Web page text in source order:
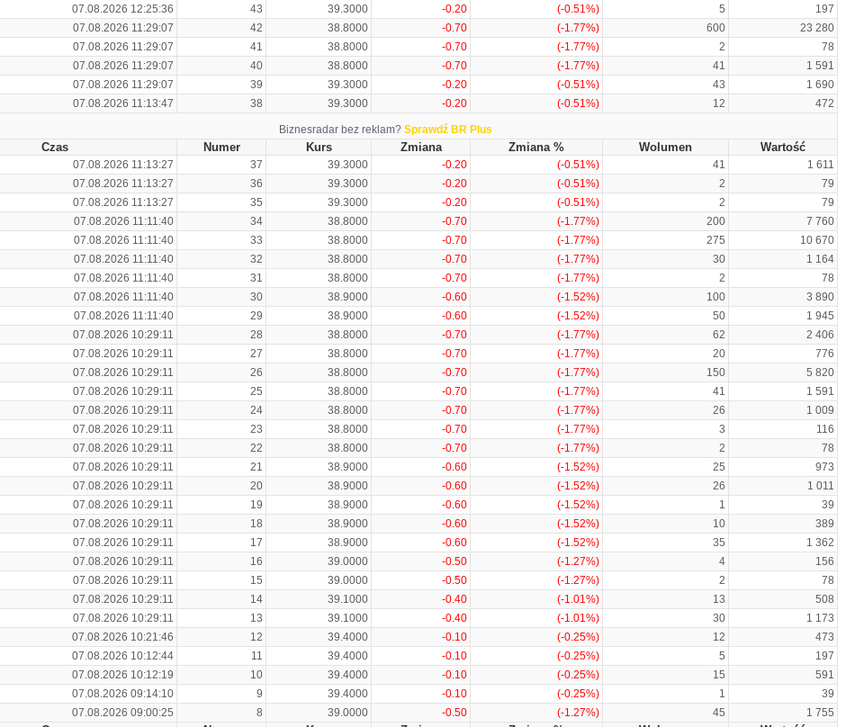
07.08.2026 12:25:36
43 39.3000 -0.20 (-0.51%) 5
197
07.08.2026 11:29:07
42 38.8000 -0.70 (-1.77%) 600
23 280
07.08.2026 11:29:07
41 38.8000 -0.70 (-1.77%) 2
78
07.08.2026 11:29:07
40 38.8000 -0.70 (-1.77%) 41
1 591
07.08.2026 11:29:07
39 39.3000 -0.20 (-0.51%) 43
1 690
07.08.2026 11:13:47
38 39.3000 -0.20 (-0.51%) 12 472
Biznesradar bez reklam? Sprawdź BR Plus
Czas Numer Kurs Zmiana Zmiana % Wolumen Wartość
07.08.2026 11:13:27 37 39.3000 -0.20 (-0.51%) 41
1 611
07.08.2026 11:13:27
36 39.3000 -0.20 (-0.51%) 2
79
07.08.2026 11:13:27
35 39.3000 -0.20 (-0.51%) 2
79
07.08.2026 11:11:40
34 38.8000 -0.70 (-1.77%) 200
7 760
07.08.2026 11:11:40
33 38.8000 -0.70 (-1.77%) 275
10 670
07.08.2026 11:11:40
32 38.8000 -0.70 (-1.77%) 30
1 164
07.08.2026 11:11:40
31 38.8000 -0.70 (-1.77%) 2
78
07.08.2026 11:11:40
30 38.9000 -0.60 (-1.52%) 100
3 890
07.08.2026 11:11:40
29 38.9000 -0.60 (-1.52%) 50
1 945
07.08.2026 10:29:11
28 38.8000 -0.70 (-1.77%) 62
2 406
07.08.2026 10:29:11
27 38.8000 -0.70 (-1.77%) 20
776
07.08.2026 10:29:11
26 38.8000 -0.70 (-1.77%) 150
5 820
07.08.2026 10:29:11
25 38.8000 -0.70 (-1.77%) 41
1 591
07.08.2026 10:29:11
24 38.8000 -0.70 (-1.77%) 26
1 009
07.08.2026 10:29:11
23 38.8000 -0.70 (-1.77%) 3
116
07.08.2026 10:29:11
22 38.8000 -0.70 (-1.77%) 2
78
07.08.2026 10:29:11
21 38.9000 -0.60 (-1.52%) 25
973
07.08.2026 10:29:11
20 38.9000 -0.60 (-1.52%) 26
1 011
07.08.2026 10:29:11
19 38.9000 -0.60 (-1.52%) 1
39
07.08.2026 10:29:11
18 38.9000 -0.60 (-1.52%) 10
389
07.08.2026 10:29:11
17 38.9000 -0.60 (-1.52%) 35
1 362
07.08.2026 10:29:11
16 39.0000 -0.50 (-1.27%) 4
156
07.08.2026 10:29:11
15 39.0000 -0.50 (-1.27%) 2
78
07.08.2026 10:29:11
14 39.1000 -0.40 (-1.01%) 13
508
07.08.2026 10:29:11
13 39.1000 -0.40 (-1.01%) 30
1 173
07.08.2026 10:21:46
12 39.4000 -0.10 (-0.25%) 12
473
07.08.2026 10:12:44
11 39.4000 -0.10 (-0.25%) 5
197
07.08.2026 10:12:19
10 39.4000 -0.10 (-0.25%) 15
591
07.08.2026 09:14:10
9 39.4000 -0.10 (-0.25%) 1
39
07.08.2026 09:00:25
8 39.0000 -0.50 (-1.27%) 45 1 755